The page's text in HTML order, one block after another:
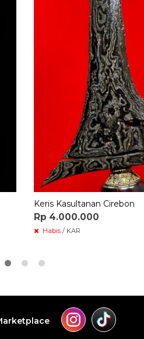
Keris Kasultanan Cirebon
Rp 4.000.000
Habis / KAR